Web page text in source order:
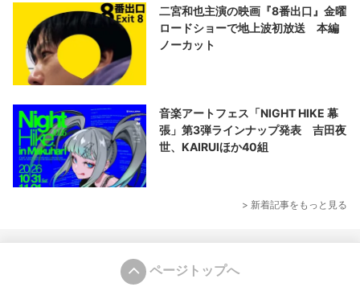
二宮和也主演の映画『8番出口』金曜
ロードショーで地上波初放送 本編
ノーカット
音楽アートフェス「NIGHT HIKE 幕
張」第3弾ラインナップ発表 吉田夜
世、KAIRUIほか40組
> 新着記事をもっと見る
ページトップへ